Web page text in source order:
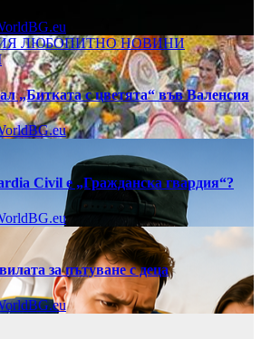
ЛЮБОПИТНОНОВИНИ
„Битката с цветята“ във Валенсия
Civil е „Гражданска гвардия“?
за пътуване с деца